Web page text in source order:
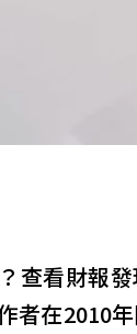
查看財報
者在2010